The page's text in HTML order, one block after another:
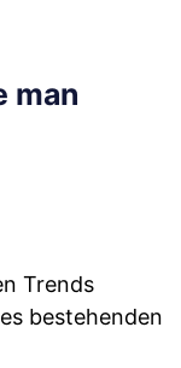
man
Trends
bestehenden